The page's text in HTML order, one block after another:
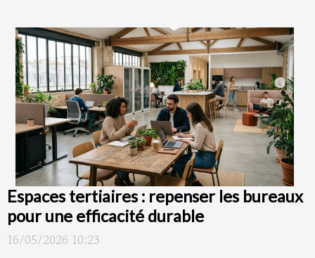
Espaces tertiaires : repenser les bureaux
pour une efficacité durable
16/05/2026 10:23